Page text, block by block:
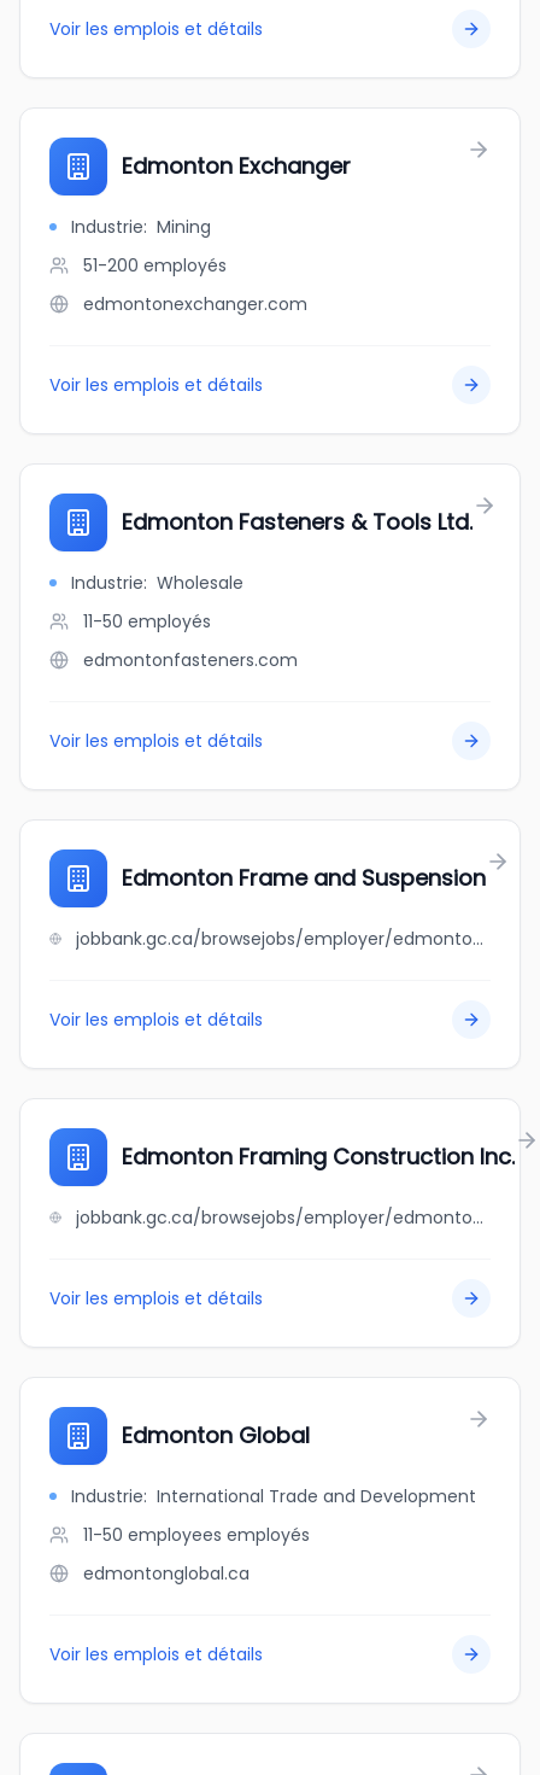
Voir les emplois et détails
Edmonton Exchanger
Industrie: Mining
51-200 employés
edmontonexchanger.com
Voir les emplois et détails
Edmonton Fasteners & Tools Ltd.
Industrie: Wholesale
11-50 employés
edmontonfasteners.com
Voir les emplois et détails
Edmonton Frame and Suspension
jobbank.gc.ca/browsejobs/employer/edmonton+frame+and+suspension/ca
Voir les emplois et détails
Edmonton Framing Construction Inc.
jobbank.gc.ca/browsejobs/employer/edmonton+framing+construction+inc./ca
Voir les emplois et détails
Edmonton Global
Industrie: International Trade and Development
11-50 employees employés
edmontonglobal.ca
Voir les emplois et détails